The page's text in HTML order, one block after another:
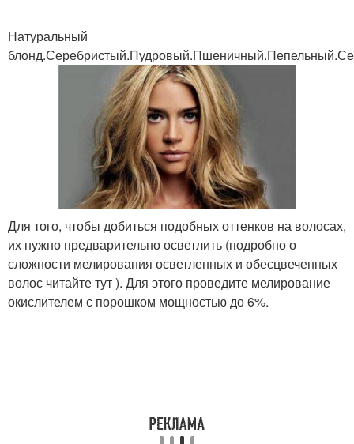
Натуральный
Для того, чтобы добиться подобных оттенков на волосах,
их нужно предварительно осветлить (подробно о
сложности мелирования осветленных и обесцвеченных
волос читайте тут ). Для этого проведите мелирование
окислителем с порошком мощностью до 6%.